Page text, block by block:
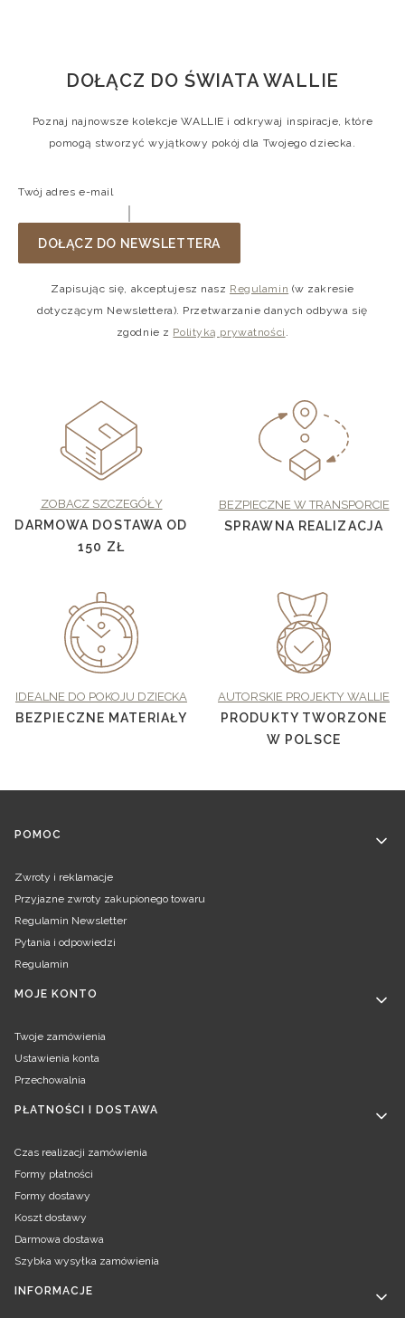
DOŁĄCZ DO ŚWIATA WALLIE
Poznaj najnowsze kolekcje WALLIE i odkrywaj inspiracje, które
pomogą stworzyć wyjątkowy pokój dla Twojego dziecka.
Twój adres e-mail
DOŁĄCZ DO NEWSLETTERA
Zapisując się, akceptujesz nasz Regulamin (w zakresie
dotyczącym Newslettera). Przetwarzanie danych odbywa się
zgodnie z Polityką prywatności .
ZOBACZ SZCZEGÓŁY
DARMOWA DOSTAWA OD
150 ZŁ
BEZPIECZNE W TRANSPORCIE
SPRAWNA REALIZACJA
IDEALNE DO POKOJU DZIECKA
BEZPIECZNE MATERIAŁY
AUTORSKIE PROJEKTY WALLIE
PRODUKTY TWORZONE
W POLSCE
Linki w stopce
POMOC
Zwroty i reklamacje
Przyjazne zwroty zakupionego towaru
Regulamin Newsletter
Pytania i odpowiedzi
Regulamin
MOJE KONTO
Twoje zamówienia
Ustawienia konta
Przechowalnia
PŁATNOŚCI I DOSTAWA
Czas realizacji zamówienia
Formy płatności
Formy dostawy
Koszt dostawy
Darmowa dostawa
Szybka wysyłka zamówienia
INFORMACJE